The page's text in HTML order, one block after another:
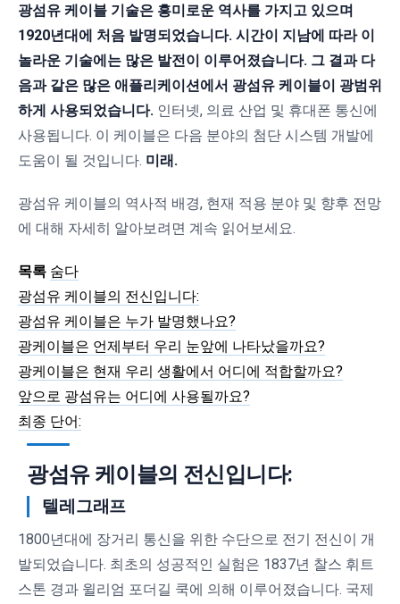
광섬유 케이블 기술은 흥미로운 역사를 가지고 있으며
1920년대에 처음 발명되었습니다. 시간이 지남에 따라 이
놀라운 기술에는 많은 발전이 이루어졌습니다. 그 결과 다
음과 같은 많은 애플리케이션에서 광섬유 케이블이 광범위
하게 사용되었습니다. 인터넷, 의료 산업 및 휴대폰 통신에
사용됩니다. 이 케이블은 다음 분야의 첨단 시스템 개발에
도움이 될 것입니다. 미래.
광섬유 케이블의 역사적 배경, 현재 적용 분야 및 향후 전망
에 대해 자세히 알아보려면 계속 읽어보세요.
목록 숨다
광섬유 케이블의 전신입니다:
광섬유 케이블은 누가 발명했나요?
광케이블은 언제부터 우리 눈앞에 나타났을까요?
광케이블은 현재 우리 생활에서 어디에 적합할까요?
앞으로 광섬유는 어디에 사용될까요?
최종 단어:
광섬유 케이블의 전신입니다:
텔레그래프
1800년대에 장거리 통신을 위한 수단으로 전기 전신이 개
발되었습니다. 최초의 성공적인 실험은 1837년 찰스 휘트
스톤 경과 윌리엄 포더길 쿡에 의해 이루어졌습니다. 국제